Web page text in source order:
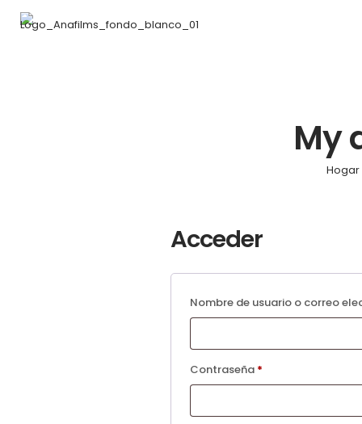
My
Hogar
Acceder
Nombre de usuario o correo
Contraseña *Obligatorio